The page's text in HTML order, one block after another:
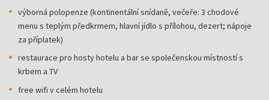
výborná polopenze (kontinentální snídaně, večeře: 3 chodové
menu s teplým předkrmem, hlavní jídlo s přílohou, dezert; nápoje
za příplatek)
restaurace pro hosty hotelu a bar se společenskou místností s
krbem a TV
free wifi v celém hotelu